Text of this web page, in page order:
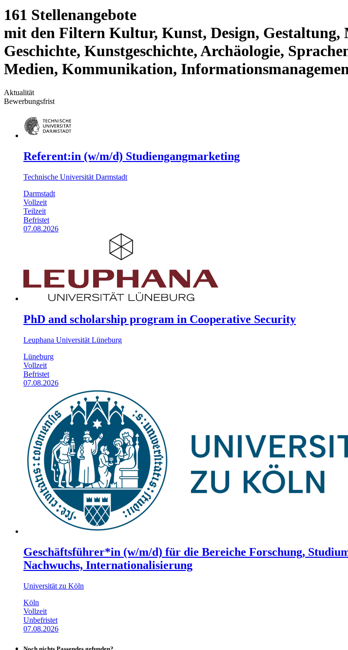
161 Stellenangebote
mit den Filtern Kultur, Kunst, Design, Gestaltung,
Geschichte, Kunstgeschichte, Archäologie,
Medien, Kommunikation,
Aktualität
Bewerbungsfrist
Referent:in (w/m/d) Studiengangmarketing
Technische Universität Darmstadt
Darmstadt
Vollzeit
Teilzeit
Befristet
07.08.2026
PhD and scholarship program in Cooperative Security
Leuphana Universität Lüneburg
Lüneburg
Vollzeit
Befristet
07.08.2026
Geschäftsführer*in (w/m/d) für die Bereiche Forschung,
Nachwuchs, Internationalisierung
Universität zu Köln
Köln
Vollzeit
Unbefristet
07.08.2026